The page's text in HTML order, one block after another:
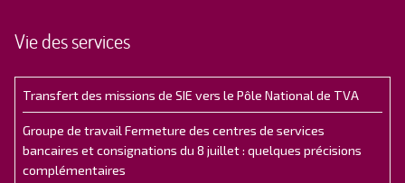
Vie des services
Transfert des missions de SIE vers le Pôle National de TVA
Groupe de travail Fermeture des centres de services
bancaires et consignations du 8 juillet : quelques précisions
complémentaires